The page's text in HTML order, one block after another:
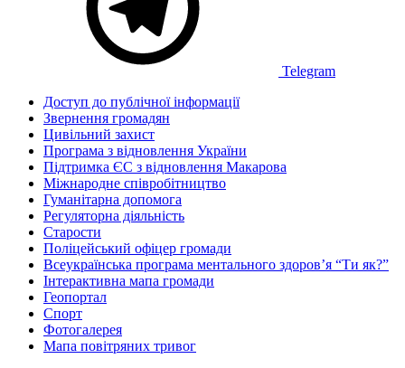
Telegram
Доступ до публічної інформації
Звернення громадян
Цивільний захист
Програма з відновлення України
Підтримка ЄС з відновлення Макарова
Міжнародне співробітництво
Гуманітарна допомога
Регуляторна діяльність
Старости
Поліцейський офіцер громади
Всеукраїнська програма ментального здоров’я “Ти як?”
Інтерактивна мапа громади
Геопортал
Спорт
Фотогалерея
Мапа повітряних тривог